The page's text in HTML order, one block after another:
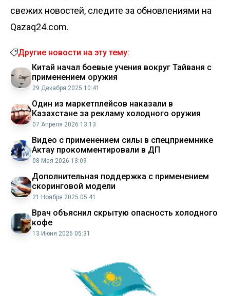
свежих новостей, следите за обновлениями на
Qazaq24.com.
Другие новости на эту тему:
Китай начал боевые учения вокруг Тайваня с
применением оружия
29 Декабря 2025 10:41
Один из маркетплейсов наказали в
Казахстане за рекламу холодного оружия
07 Апреля 2026 13:13
Видео с применением силы в спецприемнике
Актау прокомментировали в ДП
08 Мая 2026 13:09
Дополнительная поддержка с применением
скоринговой модели
21 Ноября 2025 05:41
Врач объяснил скрытую опасность холодного
кофе
13 Июня 2026 05:31